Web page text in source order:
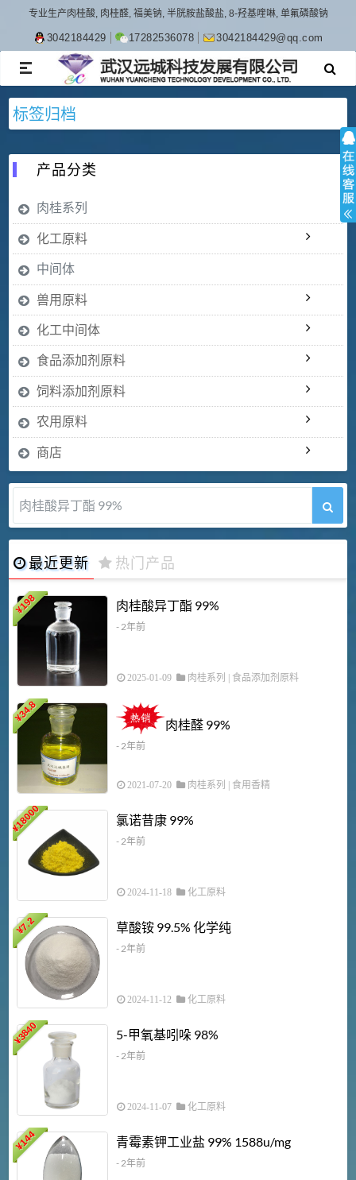
专业生产肉桂酸, 肉桂醛, 福美钠, 半胱胺盐酸盐, 8-羟基喹啉, 单氟磷酸钠
3042184429 17282536078 3042184429@qq.com
TOGGLE
NAVIGATION
标签归档
产品分类
肉桂系列
化工原料
中间体
兽用原料
化工中间体
食品添加剂原料
饲料添加剂原料
农用原料
商店
肉桂酸异丁酯 99%
最近更新 热门产品
¥
198 肉桂酸异丁酯 99%
- 2年前
2025-01-09 肉桂系列 食品添加剂原料
¥
34.8
肉桂醛 99%
- 2年前
2021-07-20 肉桂系列 食用香精
¥
18000 氯诺昔康 99%
- 2年前
2024-11-18 化工原料
¥
7.2 草酸铵 99.5% 化学纯
- 2年前
2024-11-12 化工原料
¥
3840 5-甲氧基吲哚 98%
- 2年前
2024-11-07 化工原料
¥
144 青霉素钾工业盐 99% 1588u/mg
- 2年前